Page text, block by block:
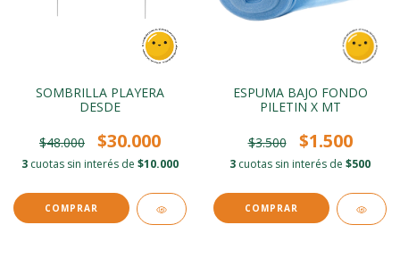
SOMBRILLA PLAYERA
DESDE
$48.000 $30.000
3 cuotas sin interés de $10.000
COMPRAR
ESPUMA BAJO FONDO
PILETIN X MT
$3.500 $1.500
3 cuotas sin interés de $500